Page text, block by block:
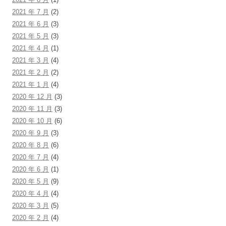
2021 年 7 月 (2)
2021 年 6 月 (3)
2021 年 5 月 (3)
2021 年 4 月 (1)
2021 年 3 月 (4)
2021 年 2 月 (2)
2021 年 1 月 (4)
2020 年 12 月 (3)
2020 年 11 月 (3)
2020 年 10 月 (6)
2020 年 9 月 (3)
2020 年 8 月 (6)
2020 年 7 月 (4)
2020 年 6 月 (1)
2020 年 5 月 (9)
2020 年 4 月 (4)
2020 年 3 月 (5)
2020 年 2 月 (4)